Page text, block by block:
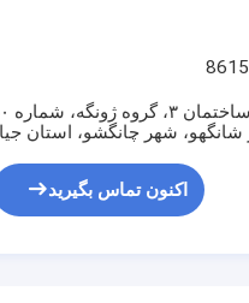
شهر چانگشو، استان
اکنون تماس بگیرید